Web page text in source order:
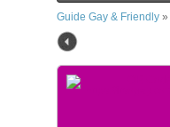
Guide Gay & Friendly »